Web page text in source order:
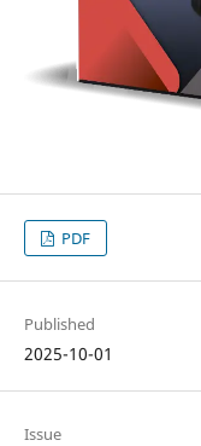
PDF
Published
2025-10-01
Issue